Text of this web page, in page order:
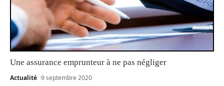
Une assurance emprunteur à ne pas négliger
Actualité 9 septembre 2020